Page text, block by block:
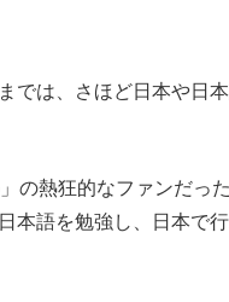
は、さほど日本や日
の熱狂的なファンだっ
本語を勉強し、日本で